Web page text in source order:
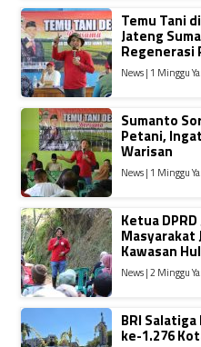
Temu Tani
Jateng
Regenerasi
News | 1 Minggu
Sumanto
Petani,
Warisan
News | 1 Minggu
Ketua
Masyarakat
Kawasan
News | 2 Minggu
BRI
ke-1.276